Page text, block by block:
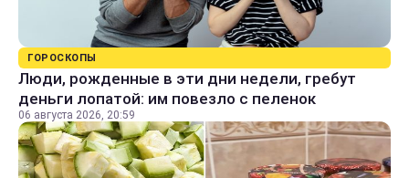
ГОРОСКОПЫ
Люди, рожденные в эти дни недели, гребут
деньги лопатой: им повезло с пеленок
06 августа 2026, 20:59